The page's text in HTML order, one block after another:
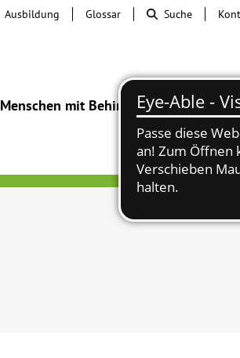
Menschen mit BehinderungBeratung
Ausbildung Glossar Suche